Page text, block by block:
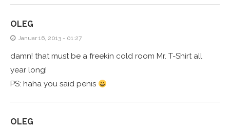
OLEG
Januar 16, 2013 - 01:27
damn! that must be a freekin cold room Mr. T-Shirt all
year long!
PS: haha you said penis
OLEG